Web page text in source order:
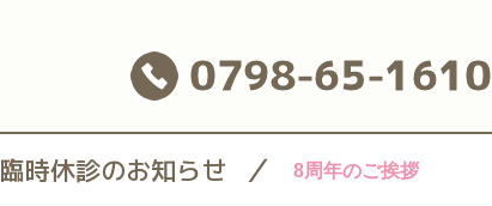
0798-65-1610
臨時休診のお知らせ / 8周年のご挨拶